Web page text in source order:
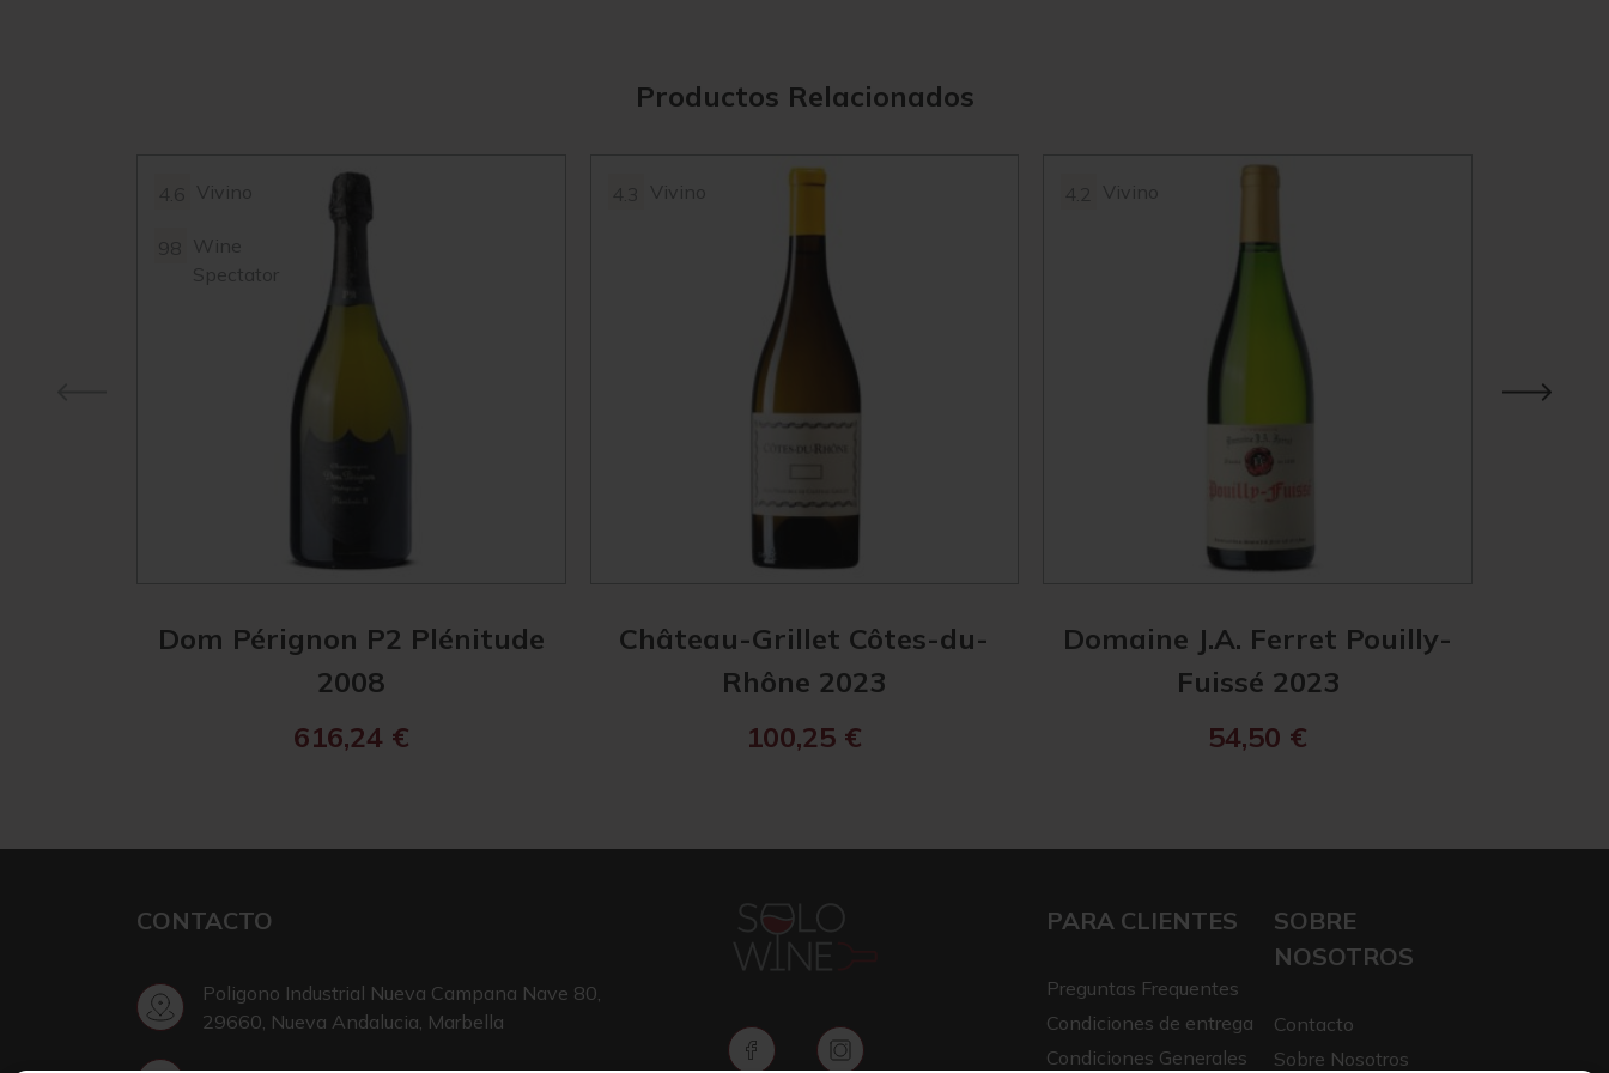
Productos Relacionados
Vivino
Wine
Spectator
Dom Pérignon P2 Plénitude
2008
616,24 €
Vivino
Château-Grillet Côtes-du-
Rhône 2023
100,25 €
Vivino
Domaine J.A. Ferret Pouilly-
Fuissé 2023
54,50 €
CONTACTO
Poligono Industrial Nueva Campana Nave 80,
29660, Nueva Andalucia, Marbella
PARA CLIENTES
Preguntas Frequentes
Condiciones de entrega
Condiciones Generales
SOBRE
NOSOTROS
Contacto
Sobre Nosotros